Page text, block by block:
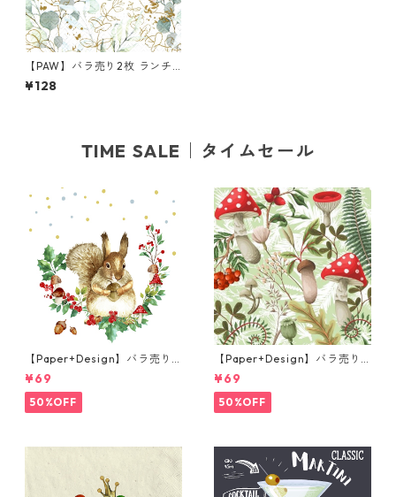
【PAW】バラ売り2枚 ランチ
サイズ ペーパーナプキン Gold
en Eucaliptus ホワイトxグリ
¥128
TIME SALE｜タイムセール
【Paper+Design】バラ売り2
枚 ランチサイズ ペーパーナプ
キン Forest Squirrel ホワイ
ト
¥69
50%OFF
【Paper+Design】バラ売り2
枚 ランチサイズ ペーパーナプ
キン Forest Fungi グリーン
¥69
50%OFF